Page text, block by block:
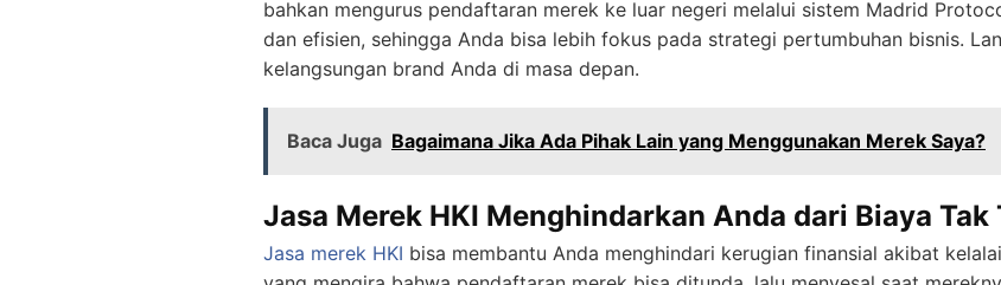
bahkan mengurus pendaftaran merek ke luar negeri melalui sistem Madrid
dan efisien, sehingga Anda bisa lebih fokus pada strategi pertumbuhan bisnis.
kelangsungan brand Anda di masa depan.
Baca Juga Bagaimana Jika Ada Pihak Lain yang Menggunakan Merek Saya?
Jasa Merek HKI Menghindarkan Anda dari Biaya Tak
Jasa merek HKI bisa membantu Anda menghindari kerugian finansial akibat